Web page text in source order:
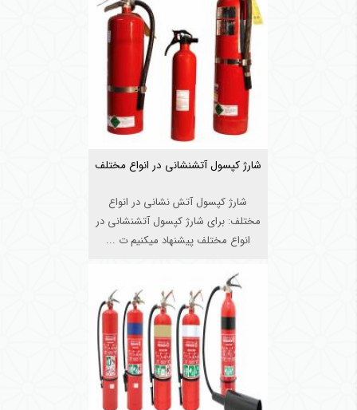
شارژ کپسول آتشنشانی در انواع مختلف‌
شارژ کپسول آتش نشانی در انواع
مختلف: برای شارژ کپسول آتشنشانی در
انواع مختلف‌ پیشنهاد میکنیم ت ...